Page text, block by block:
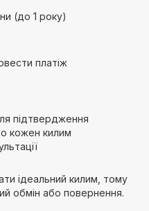
(до 1 року)
платіж
підтвердження
кожен килим
ідеальний килим, тому
обмін або повернення.